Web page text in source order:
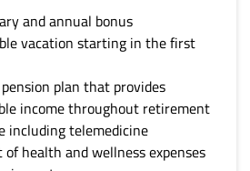
and annual bonus
vacation starting in the first
plan that provides
income throughout retirement
including telemedicine
health and wellness expenses